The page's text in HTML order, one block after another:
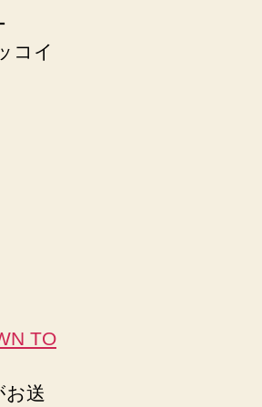
コイ
TO
お送